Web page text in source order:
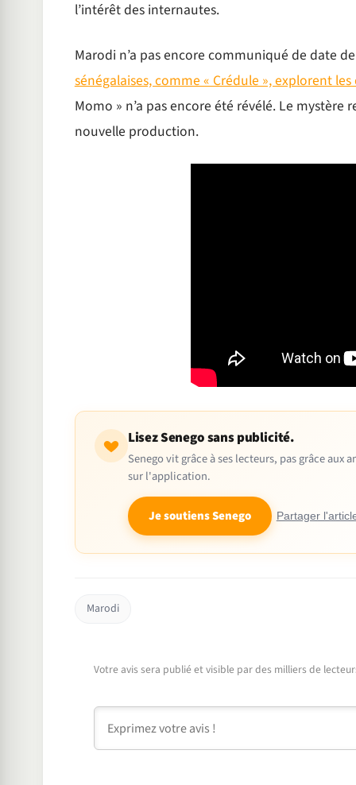
l’intérêt des internautes.
Marodi n’a pas encore communiqué de date
sénégalaises, comme « Crédule », explorent
Momo » n’a pas encore été révélé. Le
nouvelle production.
Lisez Senego sans publicité.
Senego vit grâce à ses lecteurs, pas grâce
sur l'application.
Je soutiens Senego Partager
Marodi
Votre avis sera publié et visible par des milliers de